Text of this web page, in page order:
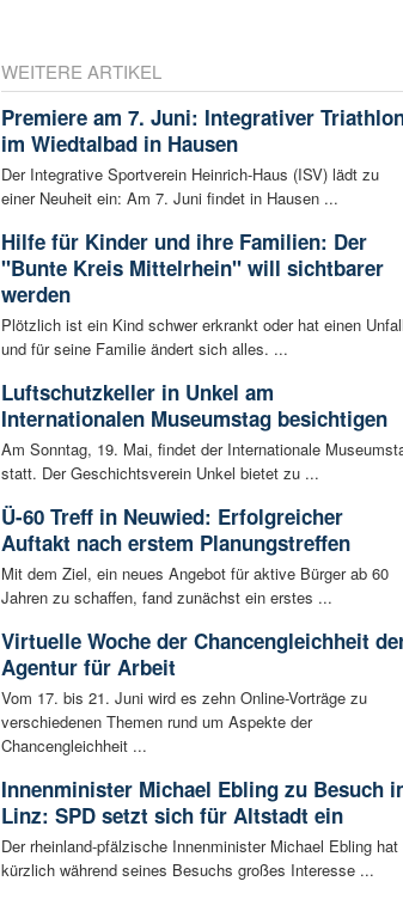
WEITERE ARTIKEL
Premiere am 7. Juni: Integrativer
im Wiedtalbad in Hausen
Der Integrative Sportverein Heinrich-Haus (ISV) lädt zu
einer Neuheit ein: Am 7. Juni findet in Hausen ...
Hilfe für Kinder und ihre Familien: Der
"Bunte Kreis Mittelrhein" will sichtbarer
werden
Plötzlich ist ein Kind schwer erkrankt oder hat einen
und für seine Familie ändert sich alles. ...
Luftschutzkeller in Unkel am
Internationalen Museumstag besichtigen
Am Sonntag, 19. Mai, findet der Internationale
statt. Der Geschichtsverein Unkel bietet zu ...
Ü-60 Treff in Neuwied: Erfolgreicher
Auftakt nach erstem Planungstreffen
Mit dem Ziel, ein neues Angebot für aktive Bürger ab 60
Jahren zu schaffen, fand zunächst ein erstes ...
Virtuelle Woche der Chancengleichheit
Agentur für Arbeit
Vom 17. bis 21. Juni wird es zehn Online-Vorträge zu
verschiedenen Themen rund um Aspekte der
Chancengleichheit ...
Innenminister Michael Ebling zu Besuch
Linz: SPD setzt sich für Altstadt ein
Der rheinland-pfälzische Innenminister Michael Ebling hat
kürzlich während seines Besuchs großes Interesse ...